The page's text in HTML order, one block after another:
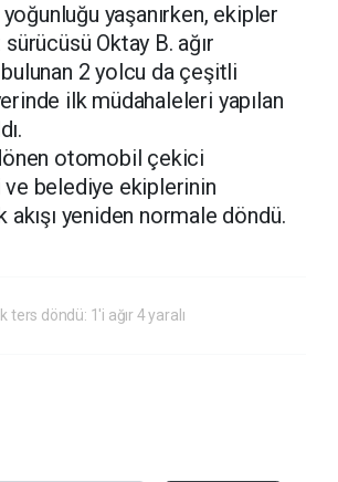
yaşanırken, ekipler
Oktay B. ağır
2 yolcu da çeşitli
ilk müdahaleleri yapılan
otomobil çekici
ve belediye ekiplerinin
akışı yeniden normale döndü.
döndü: 1'i ağır 4 yaralı